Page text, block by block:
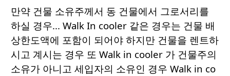
만약 건물 소유주께서 동 건물에서 그로서리를
하실 경우... Walk In cooler 같은 경우는 건물 배
상한도액에 포함이 되어야 하지만 건물을 렌트하
시고 계시는 경우 또 Walk in cooler 가 건물주의
소유가 아니고 세입자의 소유인 경우 Walk in co